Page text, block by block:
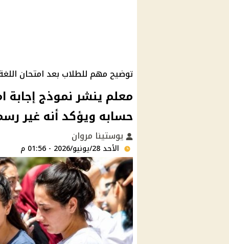
توضيح مهم للطلاب بعد امتحان
حسابه ويؤكد أنه غير
يوستينا مروان
الأحد 28/يونيو/2026 - 01:56 م